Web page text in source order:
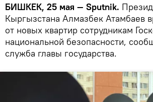
БИШКЕК, 25 мая — Sputnik.
Кыргызстана Алмазбек Атамбаев
от новых квартир сотрудникам
национальной безопасности,
служба главы государства.